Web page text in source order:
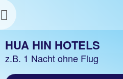
Previous
HUA HIN URLAUB
z.B. 1 Woche Hotel inklusive
HUA HIN HOTELS
z.B. 1 Nacht ohne Flug